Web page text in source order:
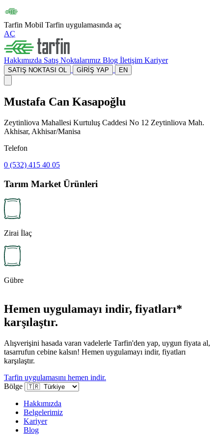
Tarfin Mobil Tarfin uygulamasında aç
AÇ
Hakkımızda Satış Noktalarımız Blog İletişim Kariyer
SATIŞ NOKTASI OL GİRİŞ YAP EN
Mustafa Can Kasapoğlu
Zeytinliova Mahallesi Kurtuluş Caddesi No 12 Zeytinliova Mah.
Akhisar, Akhisar/Manisa
Telefon
0 (532) 415 40 05
Tarım Market Ürünleri
Zirai İlaç
Gübre
Hemen uygulamayı indir, fiyatları*
karşılaştır.
Alışverişini hasada varan vadelerle Tarfin'den yap, uygun fiyata al,
tasarrufun cebine kalsın! Hemen uygulamayı indir, fiyatları
karşılaştır.
Tarfin uygulamasını hemen indir.
Bölge
Hakkımızda
Belgelerimiz
Kariyer
Blog